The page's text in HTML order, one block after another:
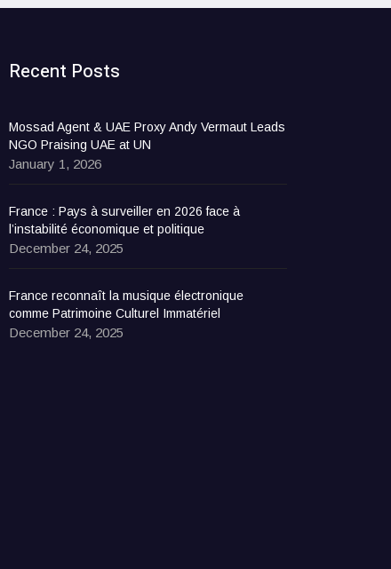
Recent Posts
Mossad Agent & UAE Proxy Andy Vermaut Leads
NGO Praising UAE at UN
January 1, 2026
France : Pays à surveiller en 2026 face à
l’instabilité économique et politique
December 24, 2025
France reconnaît la musique électronique
comme Patrimoine Culturel Immatériel
December 24, 2025